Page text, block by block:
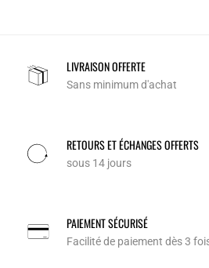
LIVRAISON OFFERTE
Sans minimum d'achat
RETOURS ET ÉCHANGES OFFERTS
sous 14 jours
PAIEMENT SÉCURISÉ
Facilité de paiement dès 3